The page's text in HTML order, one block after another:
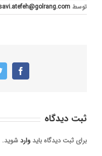
توسط
ثبت ديدگاه
برای ثبت دیدگاه باید واردشوید.